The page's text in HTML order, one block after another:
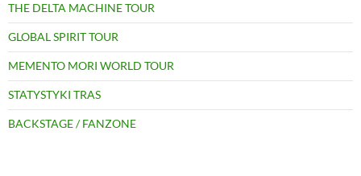
THE DELTA MACHINE TOUR
GLOBAL SPIRIT TOUR
MEMENTO MORI WORLD TOUR
STATYSTYKI TRAS
BACKSTAGE / FANZONE